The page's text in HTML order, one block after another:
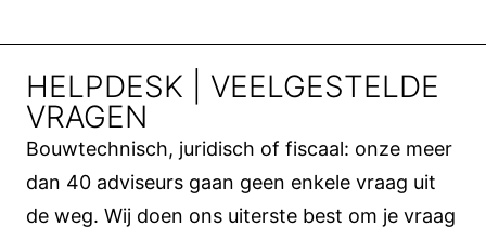
HELPDESK | VEELGESTELDE
VRAGEN
Bouwtechnisch, juridisch of fiscaal: onze meer
dan 40 adviseurs gaan geen enkele vraag uit
de weg. Wij doen ons uiterste best om je vraag